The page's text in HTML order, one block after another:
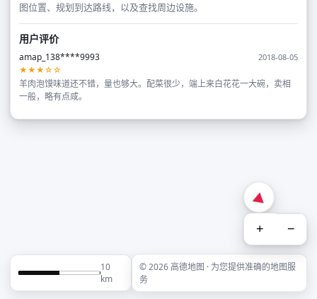
图位置、规划到达路线，以及查找周边设施。
用户评价
amap_138****9993
2018-08-05
★★★☆☆
羊肉泡馍味道还不错，量也够大。配菜很少，端上来白花花一大碗，卖相
一般，略有点咸。
+ −
10
km
© 2026 高德地图 · 为您提供准确的地图服
务